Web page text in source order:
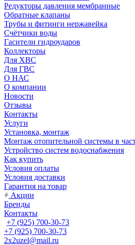
Редукторы давления мембранные
Обратные клапаны
Трубы и фитинги нержавейка
Счётчики воды
Гасители гидроударов
Коллекторы
Для ХВС
Для ГВС
О НАС
О компании
Новости
Отзывы
Контакты
Услуги
Установка, монтаж
Монтаж отопительной системы в
Устройство систем водоснабжения
Как купить
Условия оплаты
Условия доставки
Гарантия на товар
Акции
Бренды
Контакты
+7 (925) 700-30-73
+7 (925) 700-30-73
2x2uzel@mail.ru